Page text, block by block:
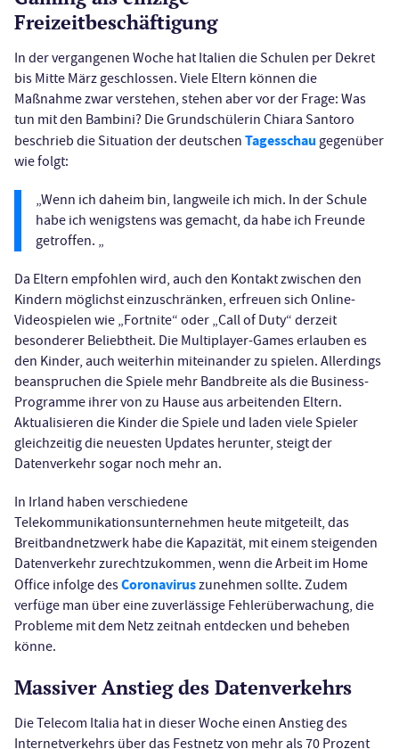
Freizeitbeschäftigung
In der vergangenen Woche hat Italien die Schulen per Dekret
bis Mitte März geschlossen. Viele Eltern können die
Maßnahme zwar verstehen, stehen aber vor der Frage: Was
tun mit den Bambini? Die Grundschülerin Chiara Santoro
beschrieb die Situation der deutschen Tagesschau gegenüber
wie folgt:
„Wenn ich daheim bin, langweile ich mich. In der Schule
habe ich wenigstens was gemacht, da habe ich Freunde
getroffen. „
Da Eltern empfohlen wird, auch den Kontakt zwischen den
Kindern möglichst einzuschränken, erfreuen sich Online-
Videospielen wie „Fortnite“ oder „Call of Duty“ derzeit
besonderer Beliebtheit. Die Multiplayer-Games erlauben es
den Kinder, auch weiterhin miteinander zu spielen. Allerdings
beanspruchen die Spiele mehr Bandbreite als die Business-
Programme ihrer von zu Hause aus arbeitenden Eltern.
Aktualisieren die Kinder die Spiele und laden viele Spieler
gleichzeitig die neuesten Updates herunter, steigt der
Datenverkehr sogar noch mehr an.
In Irland haben verschiedene
Telekommunikationsunternehmen heute mitgeteilt, das
Breitbandnetzwerk habe die Kapazität, mit einem steigenden
Datenverkehr zurechtzukommen, wenn die Arbeit im Home
Office infolge desCoronaviruszunehmen sollte. Zudem
verfüge man über eine zuverlässige Fehlerüberwachung, die
Probleme mit dem Netz zeitnah entdecken und beheben
könne.
Massiver Anstieg des Datenverkehrs
Die Telecom Italia hat in dieser Woche einen Anstieg des
Internetverkehrs über das Festnetz von mehr als 70 Prozent